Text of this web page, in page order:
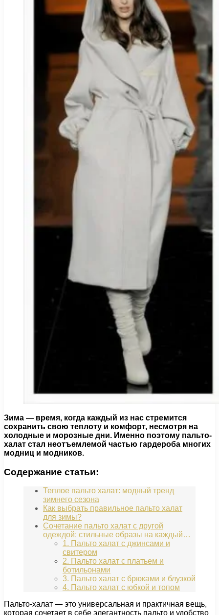
Зима — время, когда каждый из нас стремится
сохранить свою теплоту и комфорт, несмотря на
холодные и морозные дни. Именно поэтому пальто-
халат стал неотъемлемой частью гардероба многих
модниц и модников.
Содержание статьи:
Теплое пальто халат: модный тренд
зимнего сезона
Как выбрать правильное пальто халат
для зимы?
Сочетание пальто халат с другой
одеждой: стильные образы на каждый…
1. Пальто халат с джинсами и
свитером
2. Пальто халат с платьем и
ботильонами
3. Пальто халат с брюками и блузкой
4. Пальто халат с юбкой и топом
Пальто-халат — это универсальная и практичная вещь,
которая сочетает в себе элегантность пальто и удобство